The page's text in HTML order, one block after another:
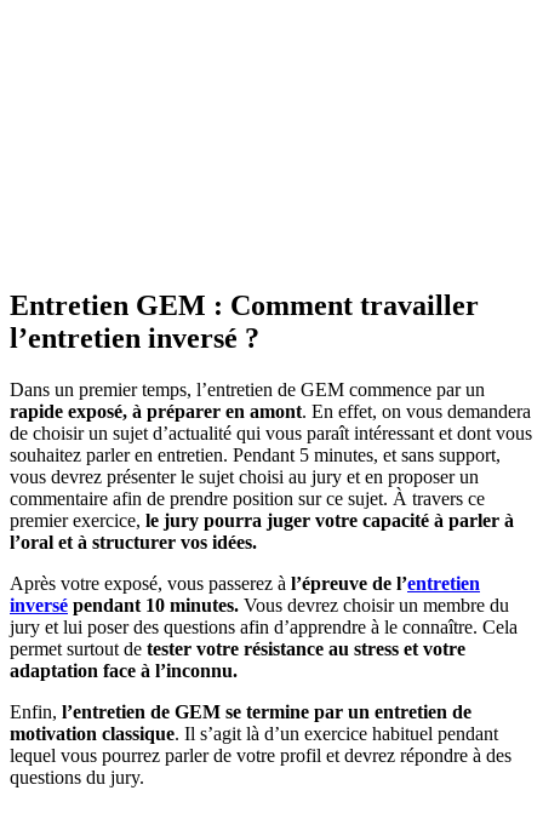
Entretien GEM : Comment travailler
l’entretien inversé ?
Dans un premier temps, l’entretien de GEM commence par un
rapide exposé, à préparer en amont. En effet, on vous demandera
de choisir un sujet d’actualité qui vous paraît intéressant et dont vous
souhaitez parler en entretien. Pendant 5 minutes, et sans support,
vous devrez présenter le sujet choisi au jury et en proposer un
commentaire afin de prendre position sur ce sujet. À travers ce
premier exercice, le jury pourra juger votre capacité à parler à
l’oral et à structurer vos idées.
Après votre exposé, vous passerez à l’épreuve de l’entretien
inversé pendant 10 minutes. Vous devrez choisir un membre du
jury et lui poser des questions afin d’apprendre à le connaître. Cela
permet surtout de tester votre résistance au stress et votre
adaptation face à l’inconnu.
Enfin, l’entretien de GEM se termine par un entretien de
motivation classique. Il s’agit là d’un exercice habituel pendant
lequel vous pourrez parler de votre profil et devrez répondre à des
questions du jury.